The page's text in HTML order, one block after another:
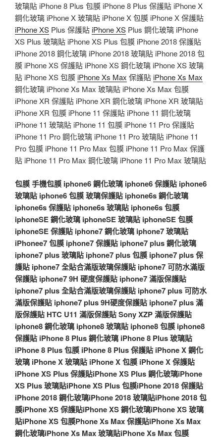
玻璃貼 iPhone 8 Plus 包膜 iPhone 8 Plus 保護貼 iPhone X
鋼化玻璃 iPhone X 玻璃貼 iPhone X 包膜 iPhone X 保護貼
iPhone XS Plus 保護貼iPhone XS Plus 鋼化玻璃 iPhone
XS Plus 玻璃貼 iPhone XS Plus 包膜 iPhone 2018 保護貼
iPhone 2018 鋼化玻璃 iPhone 2018 玻璃貼 iPhone 2018 包
膜 iPhone XS 保護貼 iPhone XS 鋼化玻璃 iPhone XS 玻璃
貼 iPhone XS 包膜iPhone Xs Max 保護貼iPhone Xs Max
鋼化玻璃 iPhone Xs Max 玻璃貼 iPhone Xs Max 包膜
iPhone XR 保護貼 iPhone XR 鋼化玻璃 iPhone XR 玻璃貼
iPhone XR 包膜 iPhone 11 保護貼 iPhone 11 鋼化玻璃
iPhone 11 玻璃貼 iPhone 11 包膜 iPhone 11 Pro 保護貼
iPhone 11 Pro 鋼化玻璃 iPhone 11 Pro 玻璃貼 iPhone 11
Pro 包膜 iPhone 11 Pro Max 包膜 iPhone 11 Pro Max 保護
貼 iPhone 11 Pro Max 鋼化玻璃 iPhone 11 Pro Max 玻璃貼
包膜手機包膜 iphone6 鋼化玻璃 iphone6 保護貼 iphone6
玻璃貼 iphone6 包膜玻璃保護貼 iphone6s 鋼化玻璃
iphone6s 保護貼 iphone6s 玻璃貼 iphone6s 包膜
iphoneSE 鋼化玻璃 iphoneSE 玻璃貼 iphoneSE 包膜
iphoneSE 保護貼 iphone7 鋼化玻璃 iphone7 玻璃貼
iPhonee7 包膜 iphone7 保護貼 iphone7 plus 鋼化玻璃
iphone7 plus 玻璃貼 iphone7 plus 包膜 iphone7 plus 保
護貼 iphone7 全貼合滿版玻璃保護貼 iphone7 可防水滿版
保護貼 iphone7 9H 硬度保護貼 iphone7 滿版保護貼
iphone7 plus 全貼合滿版玻璃保護貼 iphone7 plus 可防水
滿版保護貼 iphone7 plus 9H硬度保護貼 iphone7 plus 滿
版保護貼 HTC U11 滿版保護貼Sony XZP 滿版保護貼
iphone8 鋼化玻璃 iphone8 玻璃貼 iphone8 包膜 iphone8
保護貼 iPhone 8 Plus 鋼化玻璃 iPhone 8 Plus 玻璃貼
iPhone 8 Plus 包膜 iPhone 8 Plus 保護貼 iPhone X 鋼化
玻璃 iPhone X 玻璃貼 iPhone X 包膜 iPhone X 保護貼
iPhone XS Plus 保護貼iPhone XS Plus 鋼化玻璃iPhone
XS Plus 玻璃貼iPhone XS Plus 包膜iPhone 2018 保護貼
iPhone 2018 鋼化玻璃iPhone 2018 玻璃貼iPhone 2018 包
膜iPhone XS 保護貼iPhone XS 鋼化玻璃iPhone XS 玻璃
貼iPhone XS 包膜Phone Xs Max 保護貼iPhone Xs Max
鋼化玻璃iPhone Xs Max 玻璃貼iPhone Xs Max 包膜